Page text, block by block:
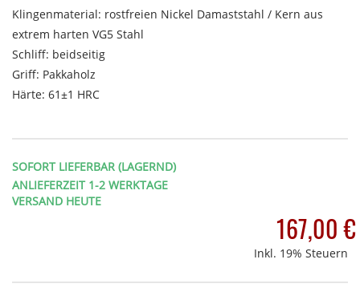
Klingenmaterial: rostfreien Nickel Damaststahl / Kern aus
extrem harten VG5 Stahl
Schliff: beidseitig
Griff: Pakkaholz
Härte: 61±1 HRC
SOFORT LIEFERBAR (LAGERND)
ANLIEFERZEIT 1-2 WERKTAGE
VERSAND HEUTE
167,00 €
Inkl. 19% Steuern